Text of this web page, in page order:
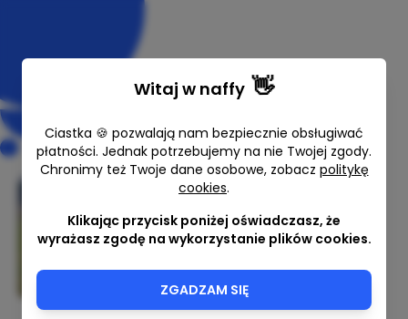
Pastuszkowo
50,00 zł
Witaj w naffy 👋
Ciastka 🍪 pozwalają nam bezpiecznie obsługiwać
płatności. Jednak potrzebujemy na nie Twojej zgody.
Chronimy też Twoje dane osobowe, zobacz politykę
cookies.
Klikając przycisk poniżej oświadczasz, że
wyrażasz zgodę na wykorzystanie plików cookies.
ZGADZAM SIĘ